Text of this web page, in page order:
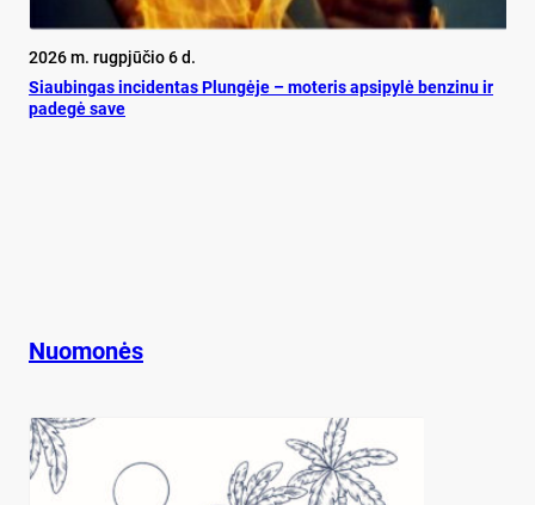
2026 m. rugpjūčio 6 d.
Siau­bin­gas in­ci­den­tas Plun­gė­je – mo­te­ris ap­si­py­lė ben­zi­nu ir
pa­de­gė sa­ve
Nuomonės